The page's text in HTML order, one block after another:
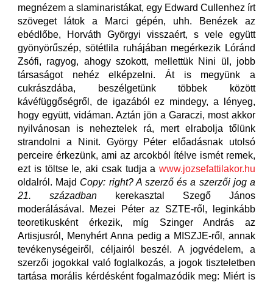
megnézem a slaminaristákat, egy Edward Cullenhez írt
szöveget látok a Marci gépén, uhh. Benézek az
ebédlőbe, Horváth Györgyi visszaért, s vele együtt
gyönyörűszép, sötétlila ruhájában megérkezik Lóránd
Zsófi, ragyog, ahogy szokott, mellettük Nini ül, jobb
társaságot nehéz elképzelni. Át is megyünk a
cukrászdába, beszélgetünk többek között
kávéfüggőségről, de igazából ez mindegy, a lényeg,
hogy együtt, vidáman. Aztán jön a Garaczi, most akkor
nyilvánosan is neheztelek rá, mert elrabolja tőlünk
strandolni a Ninit. György Péter előadásnak utolsó
perceire érkezünk, ami az arcokból ítélve ismét remek,
ezt is töltse le, aki csak tudja a www.jozsefattilakor.hu
oldalról. Majd Copy: right? A szerző és a szerzői jog a
21. században kerekasztal Szegő János
moderálásával. Mezei Péter az SZTE-ről, leginkább
teoretikusként érkezik, míg Szinger András az
Artisjusról, Menyhért Anna pedig a MISZJE-ről, annak
tevékenységeiről, céljairól beszél. A jogvédelem, a
szerzői jogokkal való foglalkozás, a jogok tiszteletben
tartása morális kérdésként fogalmazódik meg: Miért is